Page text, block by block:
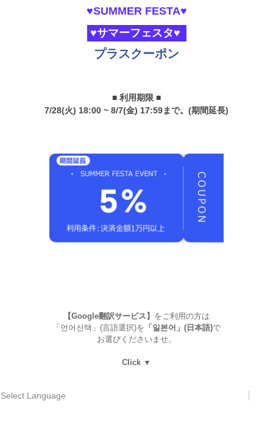
♥SUMMER FESTA♥
♥サマーフェスタ♥
プラスクーポン
■ 利用期限 ■
7/28(火) 18:00 ~ 8/7(金) 17:59まで。(期間延長)
【Google翻訳サービス】 をご利用の方は
「언어선택」(言語選択)を 「일본어」(日本語)で
お選びくださいませ。
Click ▼
Select Language